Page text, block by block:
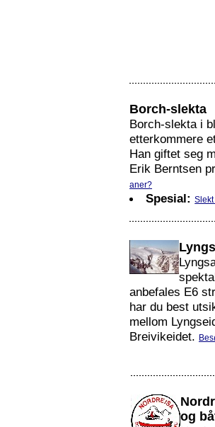
Borch-slekta
Borch-slekta i
etterkommere
Han giftet seg
Erik Berntsen
aner?
Spesial:
anbefales E6
har du best
mellom
Breivikeidet.
og